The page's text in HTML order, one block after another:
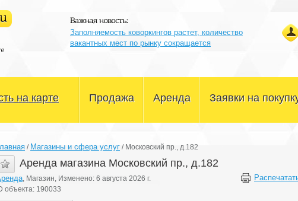
Заполняемость коворкингов растет, количество
вакантных мест по рынку сокращается
на карте Продажа
Склады и производство
Магазины и сфера услуг
Аренда
Склады и производство
Магазины и сфера услуг
Заявки на
/ Магазины и сфера услуг / Московский пр., д.182
Аренда магазина Московский пр., д.182
, Магазин, Изменено: 6 августа 2026 г.
объекта: 190033